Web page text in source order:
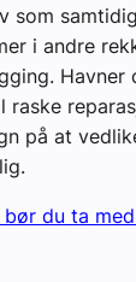
som
i andre
Havner
raske
på at
du ta